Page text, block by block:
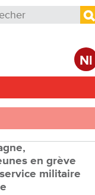
de recherche
Nl
en grève
militaire